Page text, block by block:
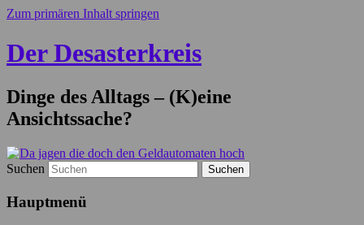
Zum primären Inhalt springen
Der Desasterkreis
Dinge des Alltags – (K)eine
Ansichtssache?
Suchen
Hauptmenü